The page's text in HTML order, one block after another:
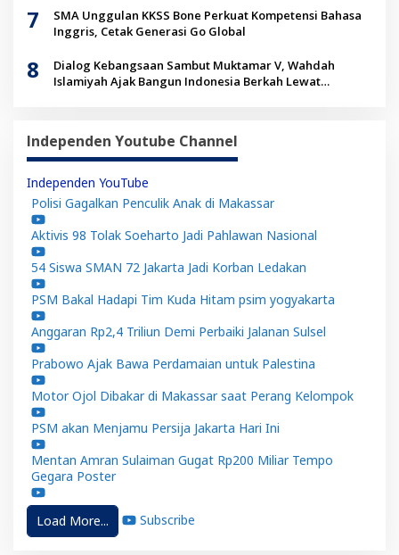
7
SMA Unggulan KKSS Bone Perkuat Kompetensi Bahasa
Inggris, Cetak Generasi Go Global
8
Dialog Kebangsaan Sambut Muktamar V, Wahdah
Islamiyah Ajak Bangun Indonesia Berkah Lewat
Independen Youtube Channel
Independen YouTube
Polisi Gagalkan Penculik Anak di Makassar
Aktivis 98 Tolak Soeharto Jadi Pahlawan Nasional
54 Siswa SMAN 72 Jakarta Jadi Korban Ledakan
PSM Bakal Hadapi Tim Kuda Hitam psim yogyakarta
Anggaran Rp2,4 Triliun Demi Perbaiki Jalanan Sulsel
Prabowo Ajak Bawa Perdamaian untuk Palestina
Motor Ojol Dibakar di Makassar saat Perang Kelompok
PSM akan Menjamu Persija Jakarta Hari Ini
Mentan Amran Sulaiman Gugat Rp200 Miliar Tempo
Gegara Poster
Load More... Subscribe